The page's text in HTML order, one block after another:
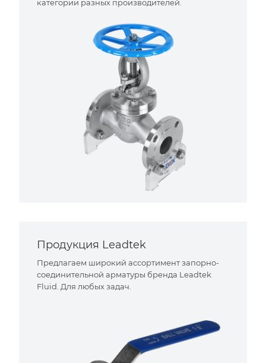
категории разных производителей.
Продукция Leadtek
Предлагаем широкий ассортимент запорно-
соединительной арматуры бренда Leadtek
Fluid. Для любых задач.